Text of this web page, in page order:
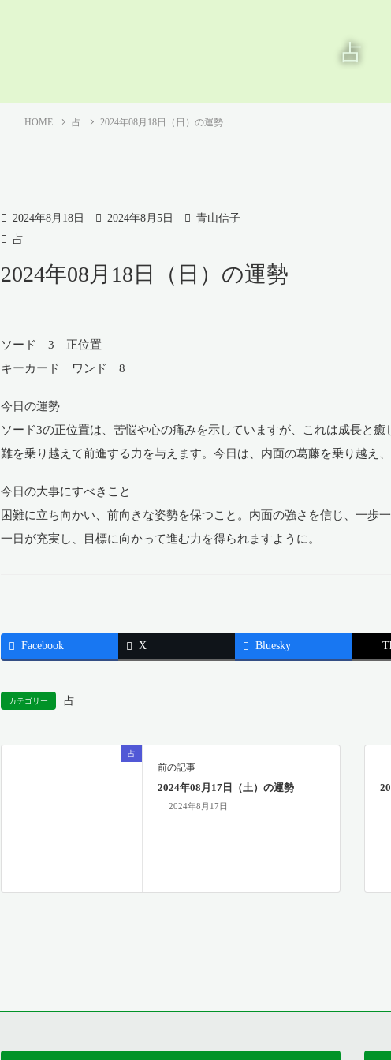
占
HOME 占 2024年08月18日（日）の運勢
2024年8月18日 2024年8月5日
青山信子
占
2024年08月18日（日）の運勢
ソード 3 正位置
キーカード ワンド 8
今日の運勢
ソード3の正位置は、苦悩や心の痛みを示していますが、これは成長と
難を乗り越えて前進する力を与えます。今日は、内面の葛藤を乗り越え
今日の大事にすべきこと
困難に立ち向かい、前向きな姿勢を保つこと。内面の強さを信じ、一歩
一日が充実し、目標に向かって進む力を得られますように。
Facebook X Bluesky
カテゴリー 占
占
前の記事
2024年08月17日（土）の運勢
2024年8月17日